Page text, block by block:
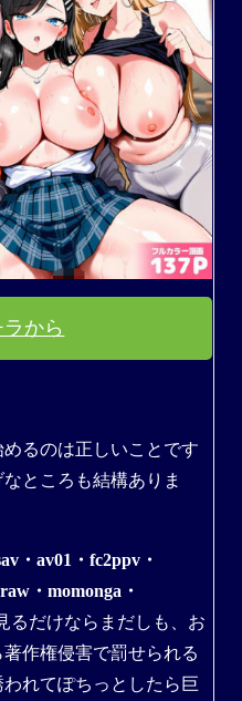
から
るのは正しいことです
ところも結構ありま
・av01・fc2ppv・
・momonga・
るだけならまだしも、お
作権侵害で罰せられる
れてぽちっとしたら巨